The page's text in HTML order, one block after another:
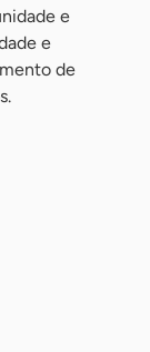
e
e
de